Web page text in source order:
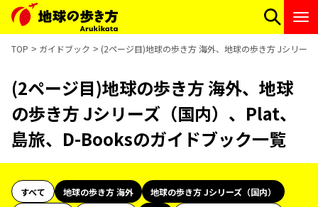
TOP ガイドブック (2ページ目)地球の歩き方 海外、地球の歩き方 Jシリー
(2ページ目)地球の歩き方 海外、地球
の歩き方 Jシリーズ（国内）、Plat、
島旅、D-Booksのガイドブック一覧
すべて 地球の歩き方 海外
地球の歩き方 Jシリーズ（国内）